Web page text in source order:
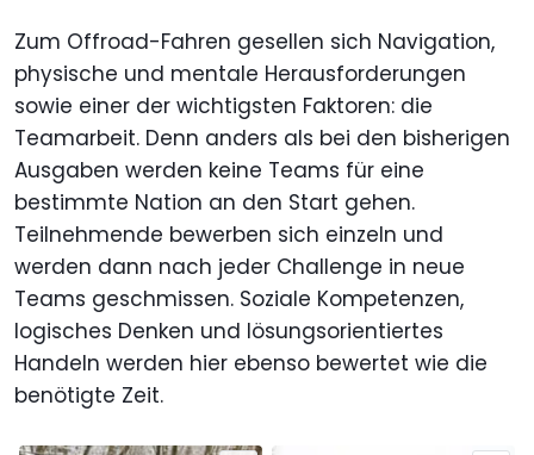
Zum Offroad-Fahren gesellen sich Navigation,
physische und mentale Herausforderungen
sowie einer der wichtigsten Faktoren: die
Teamarbeit. Denn anders als bei den bisherigen
Ausgaben werden keine Teams für eine
bestimmte Nation an den Start gehen.
Teilnehmende bewerben sich einzeln und
werden dann nach jeder Challenge in neue
Teams geschmissen. Soziale Kompetenzen,
logisches Denken und lösungsorientiertes
Handeln werden hier ebenso bewertet wie die
benötigte Zeit.